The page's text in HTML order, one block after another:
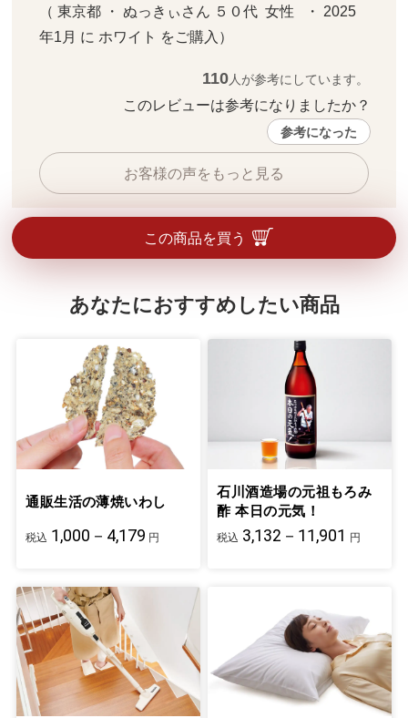
（ 東京都 ・ ぬっきぃさん ５０代  女性   ・ 2025
年1月 に ホワイト をご購入）
110人が参考にしています。
このレビューは参考になりましたか？
参考になった
お客様の声をもっと見る
この商品を買う
あなたにおすすめしたい商品
通販生活の薄焼いわし
税込 1,000－4,179 円
石川酒造場の元祖もろみ
酢 本日の元気！
税込 3,132－11,901 円